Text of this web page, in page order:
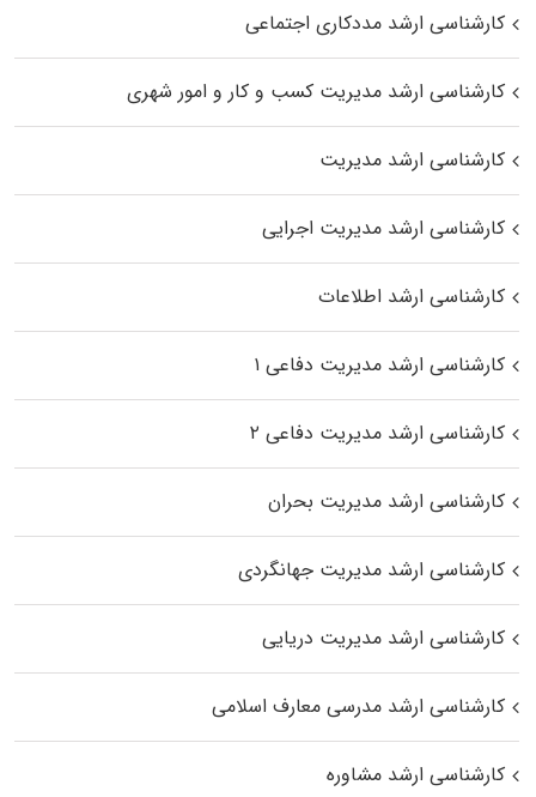
کارشناسی ارشد مددکاری اجتماعی
کارشناسی ارشد مدیریت کسب و کار و امور شهری
کارشناسی ارشد مدیریت
کارشناسی ارشد مدیریت اجرایی
کارشناسی ارشد اطلاعات
کارشناسی ارشد مدیریت دفاعی ۱
کارشناسی ارشد مدیریت دفاعی ۲
کارشناسی ارشد مدیریت بحران
کارشناسی ارشد مدیریت جهانگردی
کارشناسی ارشد مدیریت دریایی
کارشناسی ارشد مدرسی معارف اسلامی
کارشناسی ارشد مشاوره